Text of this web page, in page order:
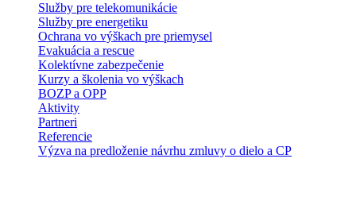
Služby pre telekomunikácie
Služby pre energetiku
Ochrana vo výškach pre priemysel
Evakuácia a rescue
Kolektívne zabezpečenie
Kurzy a školenia vo výškach
BOZP a OPP
Aktivity
Partneri
Referencie
Výzva na predloženie návrhu zmluvy o dielo a CP